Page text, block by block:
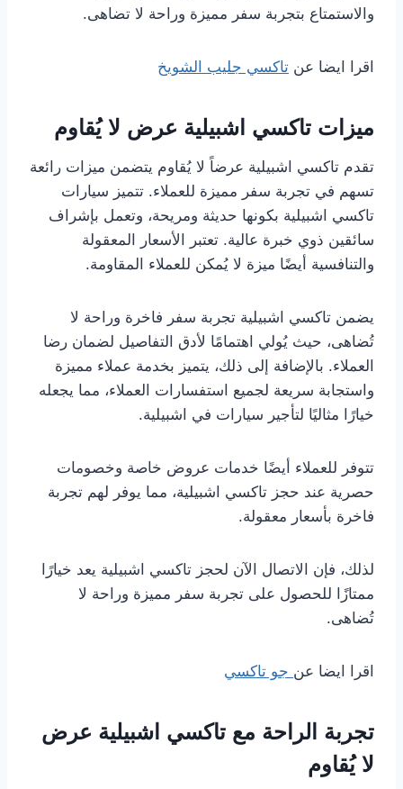
والاستمتاع بتجربة سفر مميزة وراحة لا تضاهى.
اقرا ايضا عن تاكسي جليب الشويخ
ميزات تاكسي اشبيلية عرض لا يُقاوم
تقدم تاكسي اشبيلية عرضاً لا يُقاوم يتضمن ميزات رائعة
تسهم في تجربة سفر مميزة للعملاء. تتميز سيارات
تاكسي اشبيلية بكونها حديثة ومريحة، وتعمل بإشراف
سائقين ذوي خبرة عالية. تعتبر الأسعار المعقولة
والتنافسية أيضًا ميزة لا يُمكن للعملاء المقاومة.
يضمن تاكسي اشبيلية تجربة سفر فاخرة وراحة لا
تُضاهى، حيث يُولي اهتمامًا لأدق التفاصيل لضمان رضا
العملاء. بالإضافة إلى ذلك، يتميز بخدمة عملاء مميزة
واستجابة سريعة لجميع استفسارات العملاء، مما يجعله
خيارًا مثاليًا لتأجير سيارات في اشبيلية.
تتوفر للعملاء أيضًا خدمات عروض خاصة وخصومات
حصرية عند حجز تاكسي اشبيلية، مما يوفر لهم تجربة
فاخرة بأسعار معقولة.
لذلك، فإن الاتصال الآن لحجز تاكسي اشبيلية يعد خيارًا
ممتازًا للحصول على تجربة سفر مميزة وراحة لا
تُضاهى.
اقرا ايضا عن جو تاكسي
تجربة الراحة مع تاكسي اشبيلية عرض
لا يُقاوم